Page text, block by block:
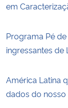
em
Programa Pé
ingressantes de
América Latina
dados do